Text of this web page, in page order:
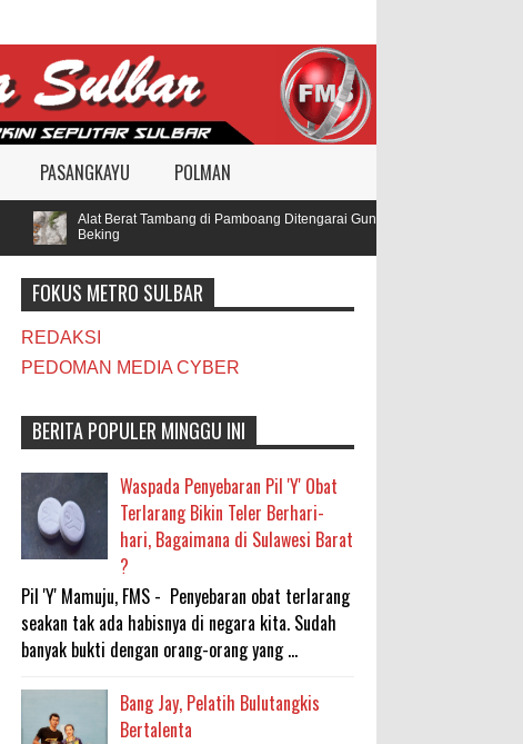
PASANGKAYU POLMAN
Alat Berat Tambang di Pamboang Ditengarai Gunakan BBM Subsidi, Oknum
Beking
FOKUS METRO SULBAR
REDAKSI
PEDOMAN MEDIA CYBER
BERITA POPULER MINGGU INI
Waspada Penyebaran Pil 'Y' Obat
Terlarang Bikin Teler Berhari-
hari, Bagaimana di Sulawesi Barat
?
Pil 'Y' Mamuju, FMS - Penyebaran obat terlarang
seakan tak ada habisnya di negara kita. Sudah
banyak bukti dengan orang-orang yang ...
Bang Jay, Pelatih Bulutangkis
Bertalenta